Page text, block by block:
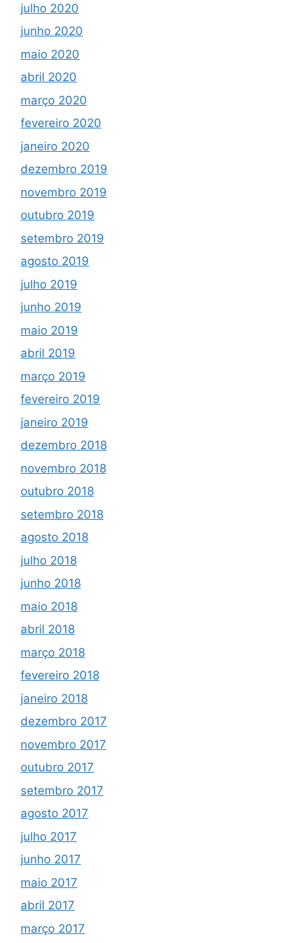
julho 2020
junho 2020
maio 2020
abril 2020
março 2020
fevereiro 2020
janeiro 2020
dezembro 2019
novembro 2019
outubro 2019
setembro 2019
agosto 2019
julho 2019
junho 2019
maio 2019
abril 2019
março 2019
fevereiro 2019
janeiro 2019
dezembro 2018
novembro 2018
outubro 2018
setembro 2018
agosto 2018
julho 2018
junho 2018
maio 2018
abril 2018
março 2018
fevereiro 2018
janeiro 2018
dezembro 2017
novembro 2017
outubro 2017
setembro 2017
agosto 2017
julho 2017
junho 2017
maio 2017
abril 2017
março 2017